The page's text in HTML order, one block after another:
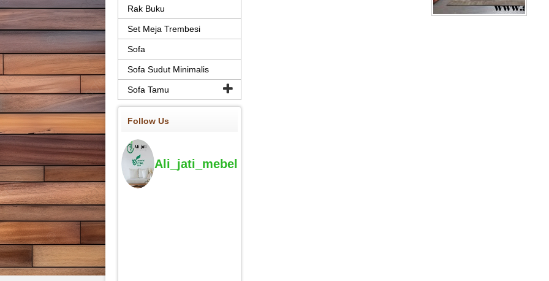
Rak Buku
Set Meja Trembesi
Sofa
Sofa Sudut Minimalis
Sofa Tamu
Follow Us
Ali_jati_mebel